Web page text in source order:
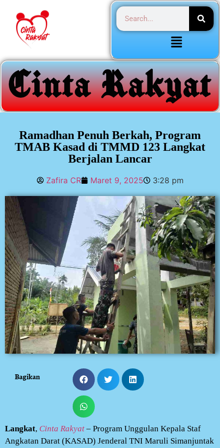
Ramadhan Penuh Berkah, Program
TMAB Kasad di TMMD 123 Langkat
Berjalan Lancar
Zafira CR Maret 9, 2025 3:28 pm
Bagikan
Langkat, Cinta Rakyat – Program Unggulan Kepala Staf
Angkatan Darat (KASAD) Jenderal TNI Maruli Simanjuntak